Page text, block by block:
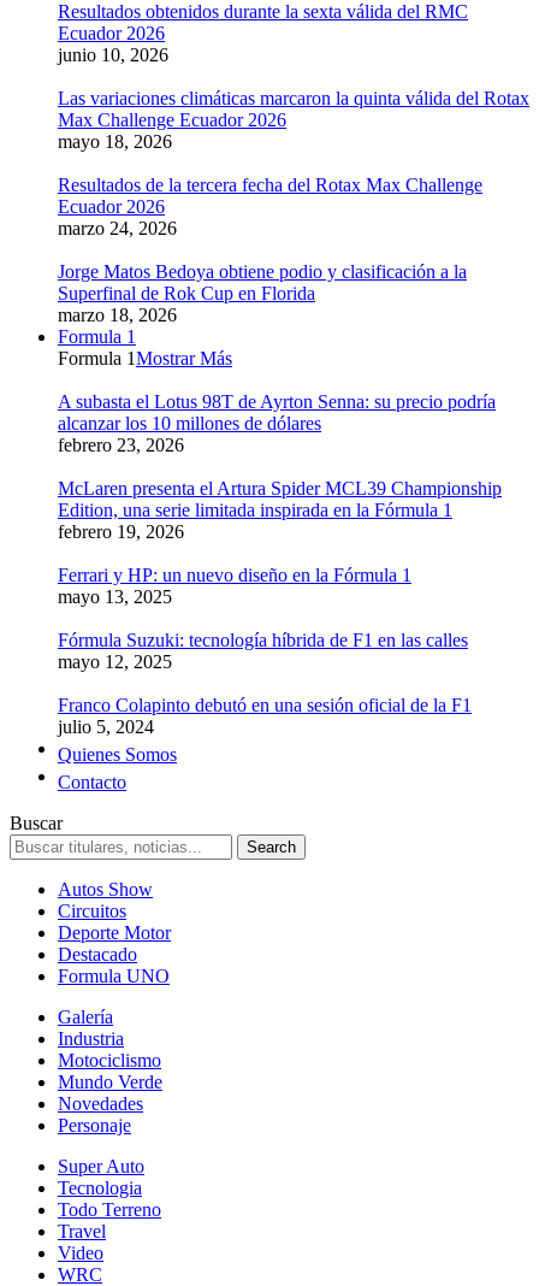
Resultados obtenidos durante la sexta válida del RMC
Ecuador 2026
junio 10, 2026
Las variaciones climáticas marcaron la quinta válida del Rotax
Max Challenge Ecuador 2026
mayo 18, 2026
Resultados de la tercera fecha del Rotax Max Challenge
Ecuador 2026
marzo 24, 2026
Jorge Matos Bedoya obtiene podio y clasificación a la
Superfinal de Rok Cup en Florida
marzo 18, 2026
Formula 1
Formula 1Mostrar Más
A subasta el Lotus 98T de Ayrton Senna: su precio podría
alcanzar los 10 millones de dólares
febrero 23, 2026
McLaren presenta el Artura Spider MCL39 Championship
Edition, una serie limitada inspirada en la Fórmula 1
febrero 19, 2026
Ferrari y HP: un nuevo diseño en la Fórmula 1
mayo 13, 2025
Fórmula Suzuki: tecnología híbrida de F1 en las calles
mayo 12, 2025
Franco Colapinto debutó en una sesión oficial de la F1
julio 5, 2024
Quienes Somos
Contacto
Buscar
Autos Show
Circuitos
Deporte Motor
Destacado
Formula UNO
Galería
Industria
Motociclismo
Mundo Verde
Novedades
Personaje
Super Auto
Tecnologia
Todo Terreno
Travel
Video
WRC